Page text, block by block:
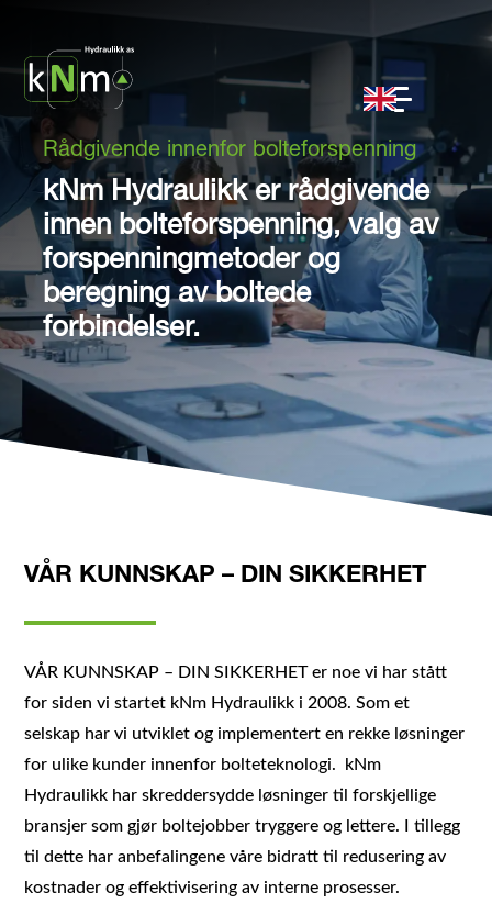
Rådgivende innenfor bolteforspenning
kNm Hydraulikk er rådgivende
innen bolteforspenning, valg av
forspenningmetoder og
beregning av boltede
forbindelser.
VÅR KUNNSKAP – DIN SIKKERHET
VÅR KUNNSKAP – DIN SIKKERHET er noe vi har stått
for siden vi startet kNm Hydraulikk i 2008. Som et
selskap har vi utviklet og implementert en rekke løsninger
for ulike kunder innenfor bolteteknologi. kNm
Hydraulikk har skreddersydde løsninger til forskjellige
bransjer som gjør boltejobber tryggere og lettere. I tillegg
til dette har anbefalingene våre bidratt til redusering av
kostnader og effektivisering av interne prosesser.